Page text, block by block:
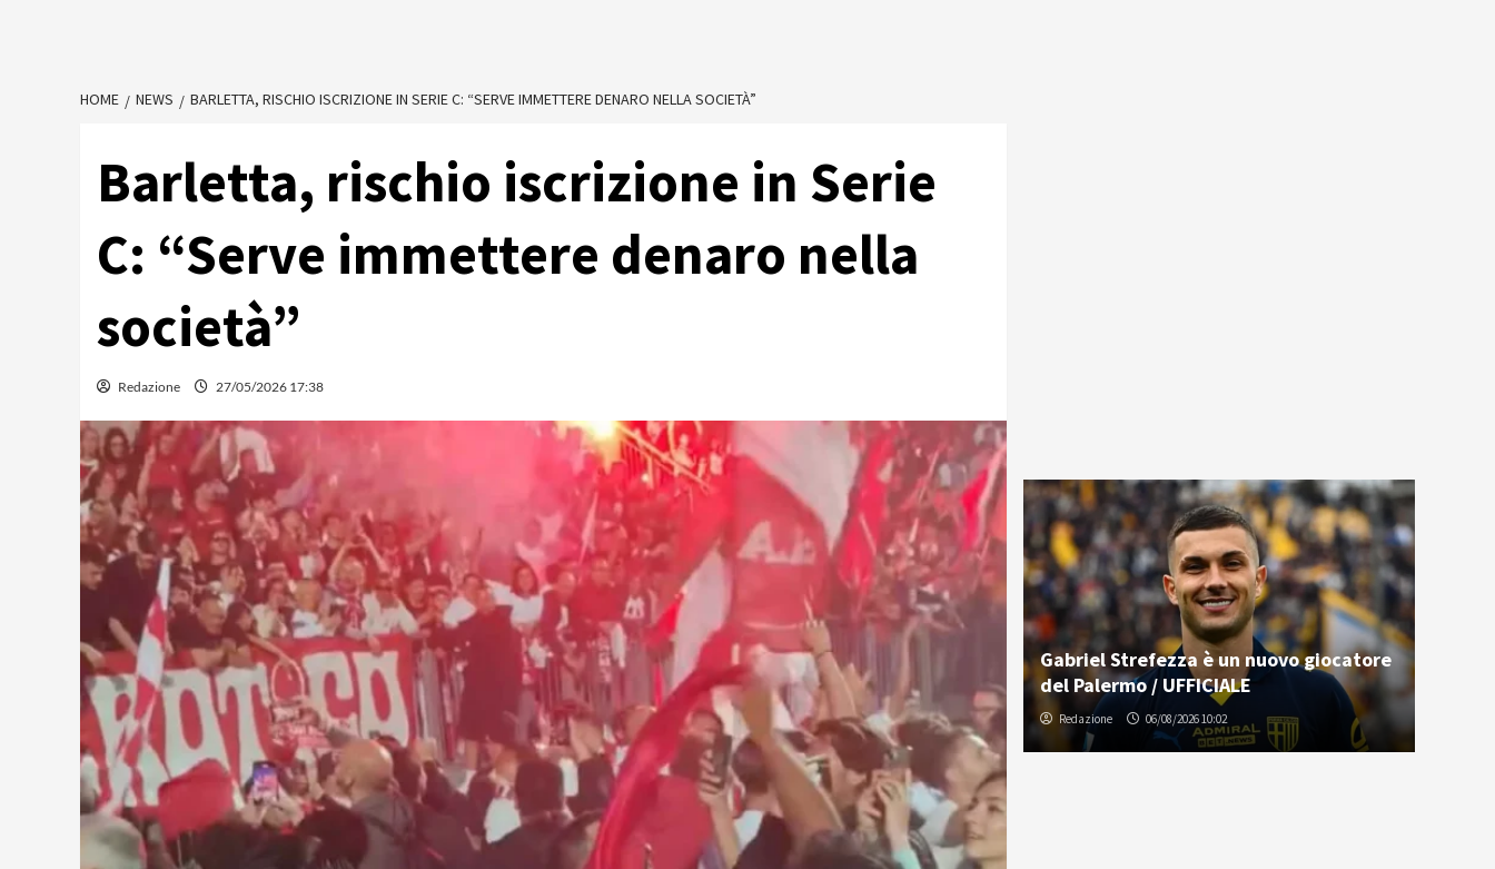
HOME NEWS BARLETTA, RISCHIO ISCRIZIONE IN SERIE C: “SERVE IMMETTERE DENARO NELLA SOCIETÀ”
Barletta, rischio iscrizione in Serie
C: “Serve immettere denaro nella
società”
Redazione 27/05/2026 17:38
Gabriel Strefezza è un nuovo giocatore
del Palermo / UFFICIALE
Redazione 06/08/2026 10:02